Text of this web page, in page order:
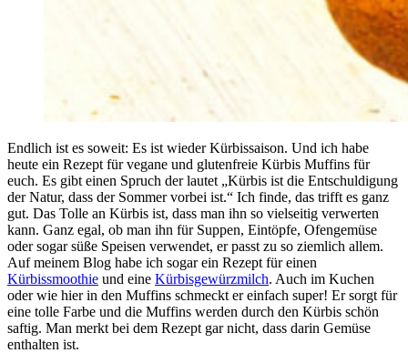
Endlich ist es soweit: Es ist wieder Kürbissaison. Und ich habe
heute ein Rezept für vegane und glutenfreie Kürbis Muffins für
euch. Es gibt einen Spruch der lautet „Kürbis ist die Entschuldigung
der Natur, dass der Sommer vorbei ist.“ Ich finde, das trifft es ganz
gut. Das Tolle an Kürbis ist, dass man ihn so vielseitig verwerten
kann. Ganz egal, ob man ihn für Suppen, Eintöpfe, Ofengemüse
oder sogar süße Speisen verwendet, er passt zu so ziemlich allem.
Auf meinem Blog habe ich sogar ein Rezept für einen
Kürbissmoothie und eine Kürbisgewürzmilch. Auch im Kuchen
oder wie hier in den Muffins schmeckt er einfach super! Er sorgt für
eine tolle Farbe und die Muffins werden durch den Kürbis schön
saftig. Man merkt bei dem Rezept gar nicht, dass darin Gemüse
enthalten ist.